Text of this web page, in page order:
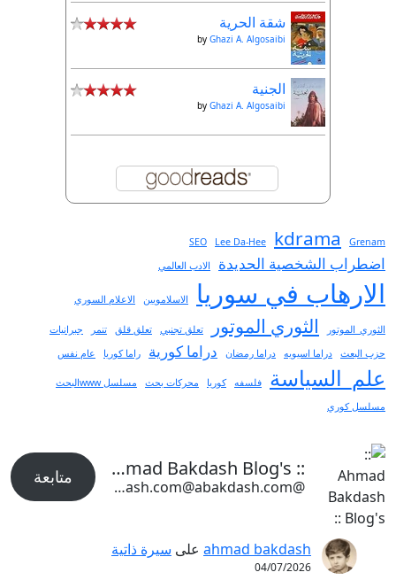
شقة الحرية
by Ghazi A. Algosaibi
الجنية
by Ghazi A. Algosaibi
Grenam
kdrama
Lee Da-Hee
SEO
اضطراب الشخصية الحديدة الادب العالمي
الارهاب في سوريا الاسلامويين الاعلام السوري
الثوري_الموتور الثوري الموتور تعلق تجنبي تعلق قلق تنمر
جبرانيات
حزب البعث
دراما اسيويه دراما رمضان دراما كورية راما كوريا عام نفس
علم_السياسة فلسفه كوريا محركات بحث
مسلسل wwwالبحث
مسلسل كوري
:: Ahmad Bakdash Blog's ::
@abakdash.com@abakdash.com متابعة
ahmad bakdash على سيرة ذاتية
04/07/2026